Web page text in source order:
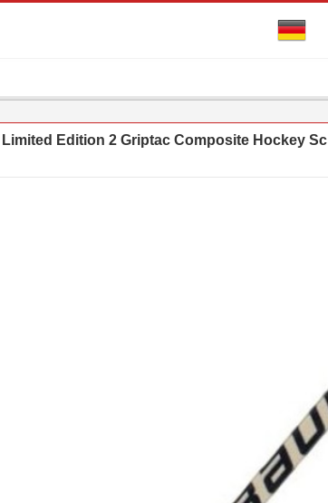
Edition 2 Griptac Composite Hockey